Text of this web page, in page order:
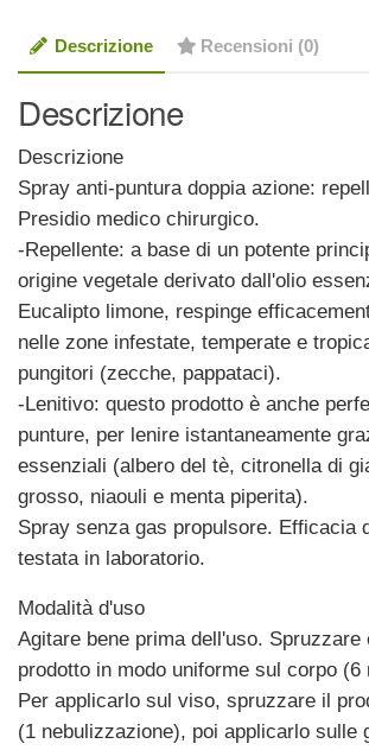
ml
Descrizione Recensioni (0)
Descrizione
Descrizione
Spray anti-puntura doppia azione:
Presidio medico chirurgico.
-Repellente: a base di un potente
origine vegetale derivato dall'olio
Eucalipto limone, respinge
nelle zone infestate, temperate e
pungitori (zecche, pappataci).
-Lenitivo: questo prodotto è anche
punture, per lenire istantaneamente
essenziali (albero del tè, citronella di
grosso, niaouli e menta piperita).
Spray senza gas propulsore. Efficacia
testata in laboratorio.
Modalità d'uso
Agitare bene prima dell'uso. Spruzzare
prodotto in modo uniforme sul corpo (6
Per applicarlo sul viso, spruzzare il
(1 nebulizzazione), poi applicarlo sulle